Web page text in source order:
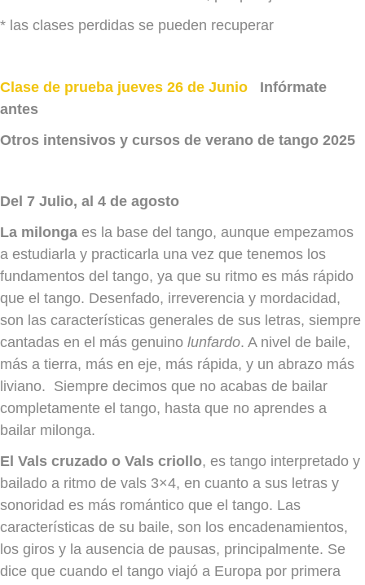
* las clases perdidas se pueden recuperar
Clase de prueba jueves 26 de Junio
Infórmate
antes
Otros intensivos y cursos de verano de tango 2025
Del 7 Julio, al 4 de agosto
La milonga es la base del tango, aunque empezamos
a estudiarla y practicarla una vez que tenemos los
fundamentos del tango, ya que su ritmo es más rápido
que el tango. Desenfado, irreverencia y mordacidad,
son las características generales de sus letras, siempre
cantadas en el más genuino lunfardo. A nivel de baile,
más a tierra, más en eje, más rápida, y un abrazo más
liviano. Siempre decimos que no acabas de bailar
completamente el tango, hasta que no aprendes a
bailar milonga.
El Vals cruzado o Vals criollo, es tango interpretado y
bailado a ritmo de vals 3×4, en cuanto a sus letras y
sonoridad es más romántico que el tango. Las
características de su baile, son los encadenamientos,
los giros y la ausencia de pausas, principalmente. Se
dice que cuando el tango viajó a Europa por primera